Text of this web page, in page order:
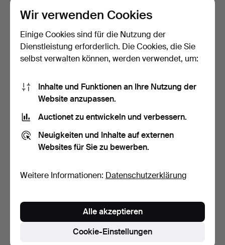
KENNETH PILS. Öl auf
3 Tage
Schätzwert
UNBEKANNTER
"Stor…
4 Tage
Schätzwert
Wir verwenden Cookies
Einige Cookies sind für die Nutzung der
Dienstleistung erforderlich. Die Cookies, die Sie
selbst verwalten können, werden verwendet, um:
Inhalte und Funktionen an Ihre Nutzung der
Website anzupassen.
Auctionet zu entwickeln und verbessern.
Neuigkeiten und Inhalte auf externen
Websites für Sie zu bewerben.
Weitere Informationen: Datenschutzerklärung
Cookie-Einstellungen
Alle akzeptieren